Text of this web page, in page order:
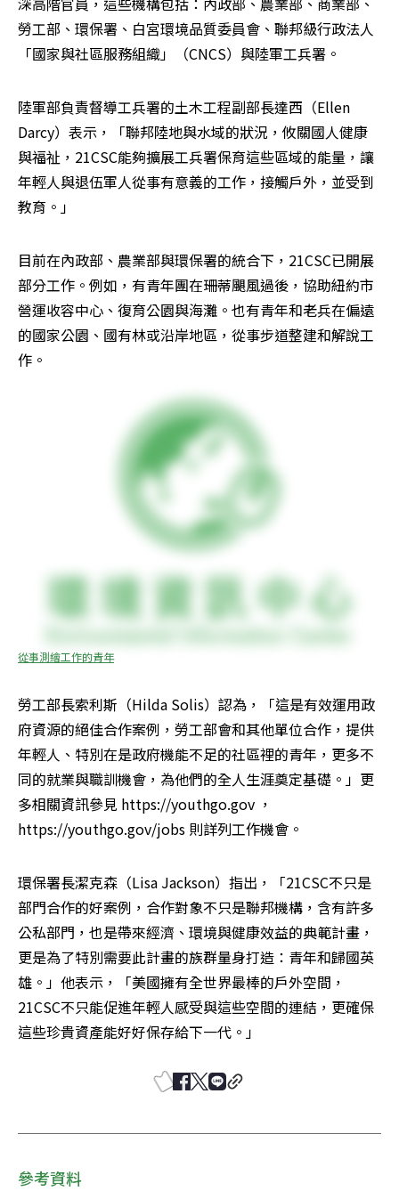
勞工部、環保署、白宮環境品質委員會、聯邦級行政法人
「國家與社區服務組織」（CNCS）與陸軍工兵署。
陸軍部負責督導工兵署的土木工程副部長達西（Ellen
Darcy）表示，「聯邦陸地與水域的狀況，攸關國人健康
與福祉，21CSC能夠擴展工兵署保育這些區域的能量，讓
年輕人與退伍軍人從事有意義的工作，接觸戶外，並受到
教育。」
目前在內政部、農業部與環保署的統合下，21CSC已開展
部分工作。例如，有青年團在珊蒂颶風過後，協助紐約市
營運收容中心、復育公園與海灘。也有青年和老兵在偏遠
的國家公園、國有林或沿岸地區，從事步道整建和解說工
作。
從事測繪工作的青年
勞工部長索利斯（Hilda Solis）認為，「這是有效運用政
府資源的絕佳合作案例，勞工部會和其他單位合作，提供
年輕人、特別在是政府機能不足的社區裡的青年，更多不
同的就業與職訓機會，為他們的全人生涯奠定基礎。」更
多相關資訊參見 https://youthgo.gov ，
https://youthgo.gov/jobs 則詳列工作機會。
環保署長潔克森（Lisa Jackson）指出，「21CSC不只是
部門合作的好案例，合作對象不只是聯邦機構，含有許多
公私部門，也是帶來經濟、環境與健康效益的典範計畫，
更是為了特別需要此計畫的族群量身打造：青年和歸國英
雄。」他表示，「美國擁有全世界最棒的戶外空間，
21CSC不只能促進年輕人感受與這些空間的連結，更確保
這些珍貴資產能好好保存給下一代。」
參考資料